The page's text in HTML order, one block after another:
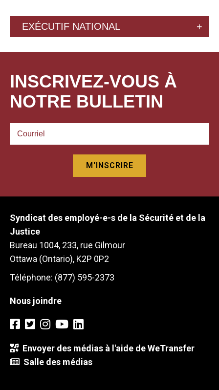
EXÉCUTIF NATIONAL
INSCRIVEZ-VOUS À
NOTRE BULLETIN
Syndicat des employé-e-s de la Sécurité et de la
Justice
Bureau 1004, 233, rue Gilmour
Ottawa (Ontario), K2P 0P2
Téléphone: (877) 595-2373
Nous joindre
Envoyer des médias à l'aide de WeTransfer
Salle des médias